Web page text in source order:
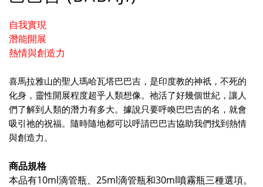
自我實現
潛能開展
熱情與創造力
喜馬拉雅山的聖人瑪哈瓦塔巴巴吉，是印度教的神祇，不死的
化身，靈性開展程度超乎人類想像。祂活了好幾個世紀，讓人
們了解到人類的潛力有多大。據說只要呼喚巴巴吉的名，就會
吸引祂的祝福。隨時隨地都可以呼請巴巴吉協助我們找到熱情
與創造力。
商品規格
本品有10ml滴管瓶、25ml滴管瓶和30ml噴霧瓶三種選項。